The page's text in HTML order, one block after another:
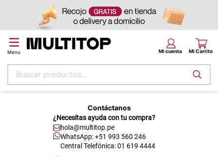
Buscar productos...
Contáctanos
¿Necesitas ayuda con tu compra?
hola@multitop.pe
WhatsApp: +51 993 560 246
Central Telefónica: 01 619 4444